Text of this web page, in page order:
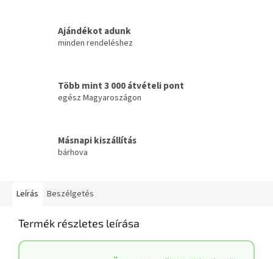
Ajándékot adunk
minden rendeléshez
Több mint 3 000 átvételi pont
egész Magyaroszágon
Másnapi kiszállítás
bárhova
Leírás Beszélgetés
Termék részletes leírása